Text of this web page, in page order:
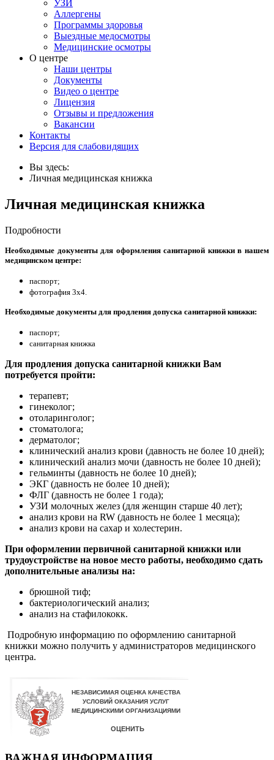
УЗИ
Аллергены
Программы здоровья
Выездные медосмотры
Медицинские осмотры
О центре
Наши центры
Документы
Видео о центре
Лицензия
Отзывы и предложения
Вакансии
Контакты
Версия для слабовидящих
Вы здесь:
Личная медицинская книжка
Личная медицинская книжка
Подробности
Необходимые документы для оформления санитарной книжки в нашем
медицинском центре:
паспорт;
фотография 3х4.
Необходимые документы для продления допуска санитарной книжки:
паспорт;
санитарная книжка
Для продления допуска санитарной книжки Вам
потребуется пройти:
терапевт;
гинеколог;
отоларинголог;
стоматолога;
дерматолог;
клинический анализ крови (давность не более 10 дней);
клинический анализ мочи (давность не более 10 дней);
гельминты (давность не более 10 дней);
ЭКГ (давность не более 10 дней);
ФЛГ (давность не более 1 года);
УЗИ молочных желез (для женщин старше 40 лет);
анализ крови на RW (давность не более 1 месяца);
анализ крови на сахар и холестерин.
При оформлении первичной санитарной книжки или
трудоустройстве на новое место работы, необходимо сдать
дополнительные анализы на:
брюшной тиф;
бактериологический анализ;
анализ на стафилококк.
Подробную информацию по оформлению санитарной
книжки можно получить у администраторов медицинского
центра.